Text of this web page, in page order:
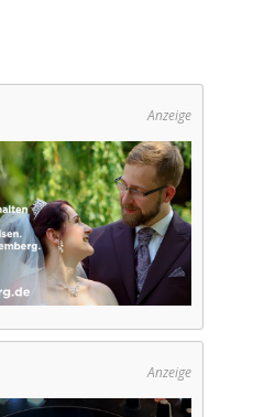
Anzeige
Anzeige